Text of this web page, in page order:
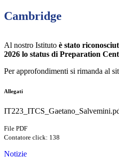
Cambridge
Al nostro Istituto è stato
2026 lo status di Preparation
Per approfondimenti si rimanda al
Allegati
File PDF
Contatore click: 138
Notizie